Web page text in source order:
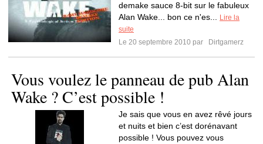
demake sauce 8-bit sur le fabuleux
Alan Wake... bon ce n'es...
Lire la
suite
Le 20 septembre 2010 par
Dirtgamerz
Vous voulez le panneau de pub Alan
Wake ? C’est possible !
Je sais que vous en avez rêvé jours
et nuits et bien c’est dorénavant
possible ! Vous pouvez vous